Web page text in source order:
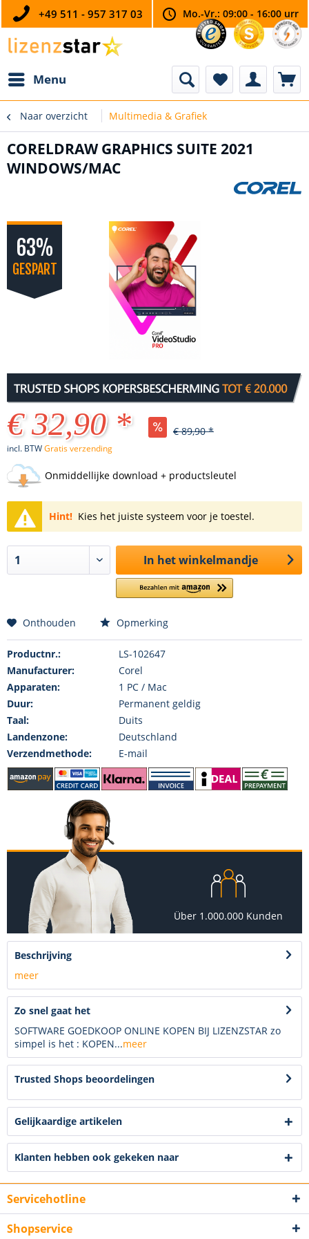
+49 511 - 957 317 03 Mo.-Vr.: 09:00 - 16:00 urr
Menu
Naar overzicht Multimedia & Grafiek
CORELDRAW GRAPHICS SUITE 2021
WINDOWS/MAC
63%
GESPART
€ 32,90 * € 89,90 *
incl. BTWGratis verzending
Onmiddellijke download + productsleutel
Hint! Kies het juiste systeem voor je toestel.
In het winkelmandje
Onthouden Opmerking
Productnr.:
LS-102647
Manufacturer:
Corel
Apparaten:
1 PC / Mac
Duur:
Permanent geldig
Taal:
Duits
Landenzone:
Deutschland
Verzendmethode:
E-mail
Über 1.000.000 Kunden
Beschrijving
meer
Zo snel gaat het
SOFTWARE GOEDKOOP ONLINE KOPEN BIJ LIZENZSTAR zo
simpel is het : KOPEN...meer
Trusted Shops beoordelingen
Gelijkaardige artikelen
Klanten hebben ook gekeken naar
Servicehotline
Shopservice